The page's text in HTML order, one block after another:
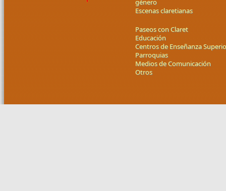
género
Escenas claretianas
Paseos con Claret
Educación
Centros de Enseñanza
Parroquias
Medios de Comunicación
Otros